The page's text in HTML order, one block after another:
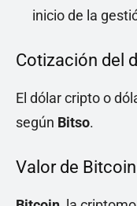
inicio de la
Cotización del
El dólar cripto o
según Bitso.
Valor de